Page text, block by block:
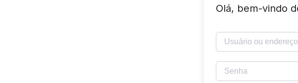
Olá, bem-vindo